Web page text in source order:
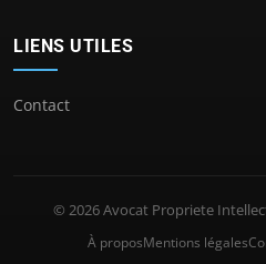
LIENS UTILES
Contact
© 2026 Avocat Propriete
À proposMentions légales